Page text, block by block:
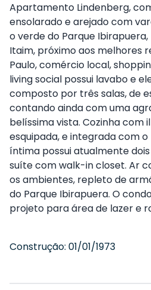
Apartamento Lindenberg,
ensolarado e arejado com
o verde do Parque
Itaim, próximo aos melhores
Paulo, comércio local,
living social possui lavabo e
composto por três salas, de
contando ainda com uma
belíssima vista. Cozinha com
esquipada, e integrada com o
íntima possui atualmente
suíte com walk-in closet. Ar
os ambientes, repleto de
do Parque Ibirapuera. O
projeto para área de lazer e
Construção: 01/01/1973